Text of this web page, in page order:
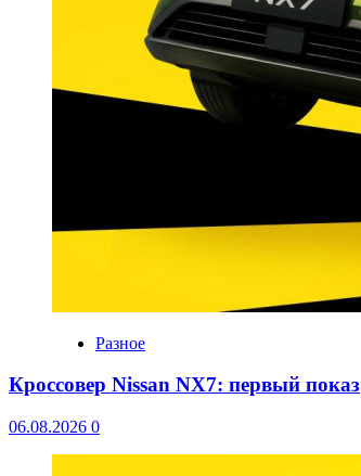
Разное
Кроссовер Nissan NX7: первый показ
06.08.2026 0